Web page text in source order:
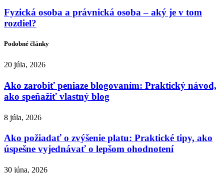
Fyzická osoba a právnická osoba – aký je v tom
rozdiel?
Podobné články
20 júla, 2026
Ako zarobiť peniaze blogovaním: Praktický návod,
ako speňažiť vlastný blog
8 júla, 2026
Ako požiadať o zvýšenie platu: Praktické tipy, ako
úspešne vyjednávať o lepšom ohodnotení
30 júna, 2026